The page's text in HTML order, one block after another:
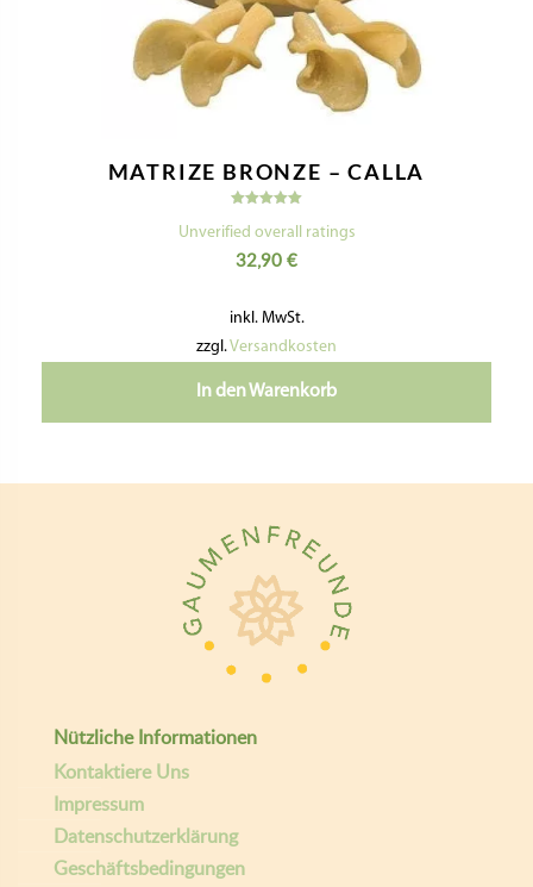
MATRIZE BRONZE – CALLA
mit
von 5
Unverified overall ratings
32,90 €
inkl. MwSt.
zzgl.Versandkosten
In den Warenkorb
Nützliche Informationen
Kontaktiere Uns
Impressum
Datenschutzerklärung
Geschäftsbedingungen